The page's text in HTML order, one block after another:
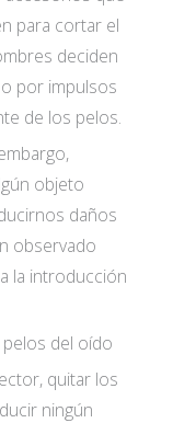
para cortar el
deciden
por impulsos
de los pelos.
objeto
daños
observado
la introducción
del oído
quitar los
ningún